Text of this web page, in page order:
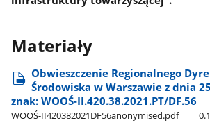
Materiały
Obwieszczenie Regionalnego
Środowiska w Warszawie z dnia
znak: WOOŚ-II.420.38.2021.PT/DF.56
WOOŚ-II420382021DF56anonymised.pdf